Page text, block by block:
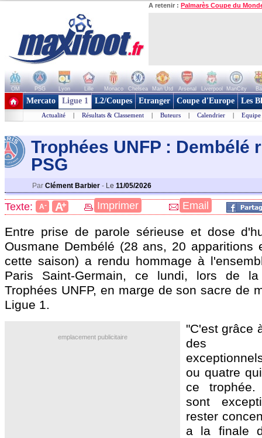
A retenir : Palmarès Coupe du
OM PSG Lyon Lille Monaco Chelsea Man Utd Arsenal Liverpool ManCity
+ de clubs
Mercato Ligue 1 L2/Coupes Etranger Coupe d'Europe Les
Actualité | Résultats & Classement | Buteurs | Calendrier | Equipe
Trophées UNFP : Dembélé
PSG
Par Clément Barbier - Le 11/05/2026
Texte: A- A+ Imprimer Email
Entre prise de parole sérieuse et dose
Ousmane Dembélé (28 ans, 20 apparitions
cette saison) a rendu hommage à
Paris Saint-Germain, ce lundi, lors de
Trophées UNFP, en marge de son sacre de
Ligue 1.
emplacement publicitaire
"C'est grâce
des
ou quatre
ce trophée.
sont
rester
a la finale